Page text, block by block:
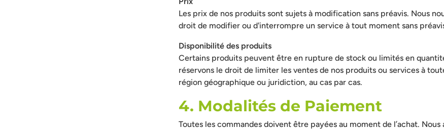
Les prix de nos produits sont sujets à modification sans préavis. Nous
droit de modifier ou d'interrompre un service à tout moment sans
Disponibilité des produits
Certains produits peuvent être en rupture de stock ou limités en
réservons le droit de limiter les ventes de nos produits ou services à
région géographique ou juridiction, au cas par cas.
4. Modalités de Paiement
Toutes les commandes doivent être payées au moment de l’achat.